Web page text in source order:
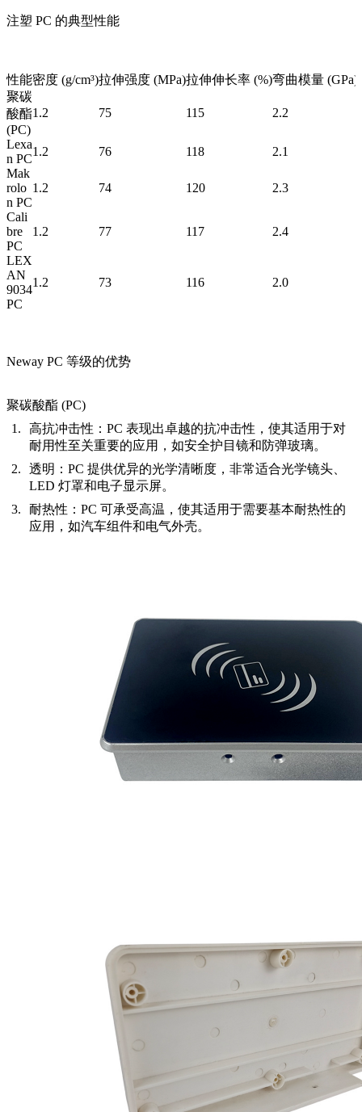
注塑 PC 的典型性能
性能密度 (g/cm³)拉伸强度 (MPa)拉伸伸长率 (%)弯曲模量 (GPa)
聚碳
酸酯
(PC)
1.2 75 115 2.2
Lexa
n PC
1.2 76 118 2.1
Mak
rolo
n PC
1.2 74 120 2.3
Cali
bre
PC
1.2 77 117 2.4
LEX
AN
9034
PC
1.2 73 116 2.0
Neway PC 等级的优势
聚碳酸酯 (PC)
高抗冲击性 ：PC 表现出卓越的抗冲击性，使其适用于对
耐用性至关重要的应用，如安全护目镜和防弹玻璃。
透明 ：PC 提供优异的光学清晰度，非常适合光学镜头、
LED 灯罩和电子显示屏。
耐热性 ：PC 可承受高温，使其适用于需要基本耐热性的
应用，如汽车组件和电气外壳。